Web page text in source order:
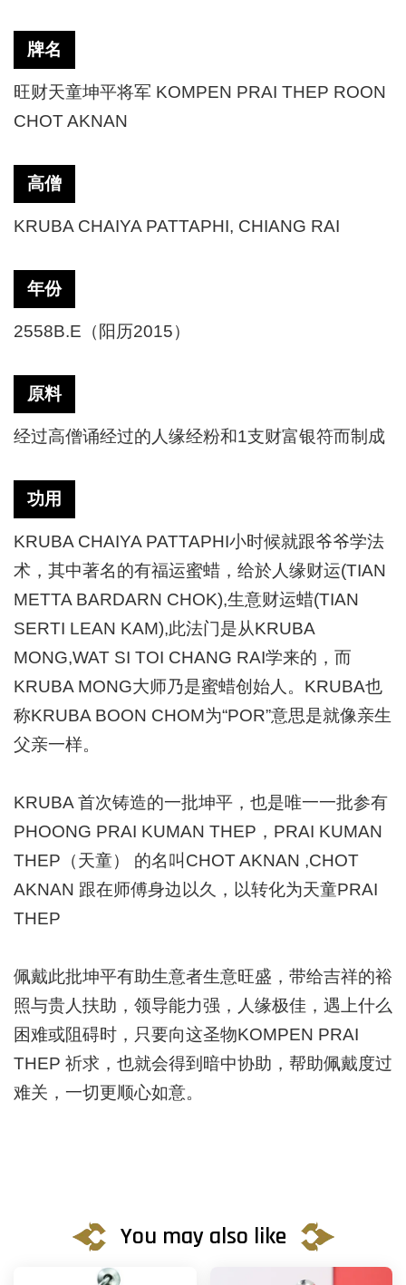
牌名
旺财天童坤平将军 KOMPEN PRAI THEP ROON
CHOT AKNAN
高僧
KRUBA CHAIYA PATTAPHI, CHIANG RAI
年份
2558B.E（阳历2015）
原料
经过高僧诵经过的人缘经粉和1支财富银符而制成
功用
KRUBA CHAIYA PATTAPHI小时候就跟爷爷学法
术，其中著名的有福运蜜蜡，给於人缘财运(TIAN
METTA BARDARN CHOK),生意财运蜡(TIAN
SERTI LEAN KAM),此法门是从KRUBA
MONG,WAT SI TOI CHANG RAI学来的，而
KRUBA MONG大师乃是蜜蜡创始人。KRUBA也
称KRUBA BOON CHOM为“POR”意思是就像亲生
父亲一样。
KRUBA 首次铸造的一批坤平，也是唯一一批参有
PHOONG PRAI KUMAN THEP，PRAI KUMAN
THEP（天童） 的名叫CHOT AKNAN ,CHOT
AKNAN 跟在师傅身边以久，以转化为天童PRAI
THEP
佩戴此批坤平有助生意者生意旺盛，带给吉祥的裕
照与贵人扶助，领导能力强，人缘极佳，遇上什么
困难或阻碍时，只要向这圣物KOMPEN PRAI
THEP 祈求，也就会得到暗中协助，帮助佩戴度过
难关，一切更顺心如意。
You may also like